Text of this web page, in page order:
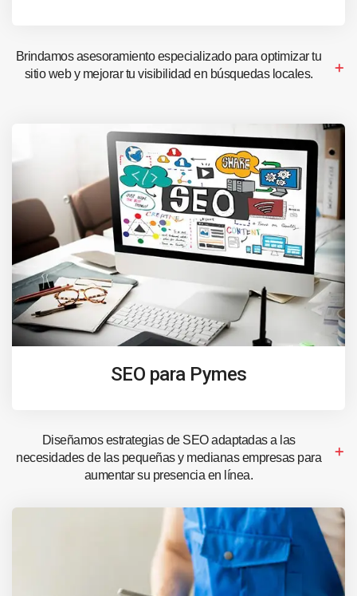
Brindamos asesoramiento especializado para optimizar tu
sitio web y mejorar tu visibilidad en búsquedas locales.
SEO para Pymes
Diseñamos estrategias de SEO adaptadas a las
necesidades de las pequeñas y medianas empresas para
aumentar su presencia en línea.